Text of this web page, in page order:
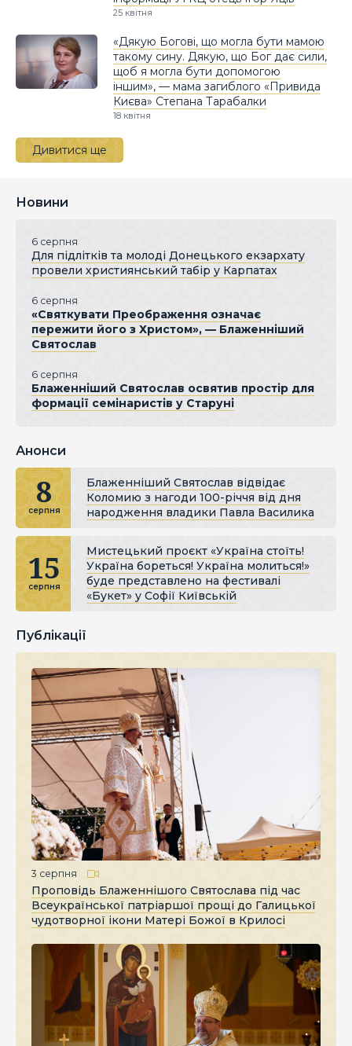
25 квітня
«Дякую Богові, що могла бути мамою
такому сину. Дякую, що Бог дає сили,
щоб я могла бути допомогою
іншим», — мама загиблого «Привида
Києва» Степана Тарабалки
18 квітня
Дивитися ще
Новини
6 серпня
Для підлітків та молоді Донецького екзархату
провели християнський табір у Карпатах
6 серпня
«Святкувати Преображення означає
пережити його з Христом», — Блаженніший
Святослав
6 серпня
Блаженніший Святослав освятив простір для
формації семінаристів у Старуні
Анонси
8
серпня
Блаженніший Святослав відвідає
Коломию з нагоди 100-річчя від дня
народження владики Павла Василика
15
серпня
Мистецький проєкт «Україна стоїть!
Україна бореться! Україна молиться!»
буде представлено на фестивалі
«Букет» у Софії Київській
Публікації
3 серпня
Проповідь Блаженнішого Святослава під час
Всеукраїнської патріаршої прощі до Галицької
чудотворної ікони Матері Божої в Крилосі